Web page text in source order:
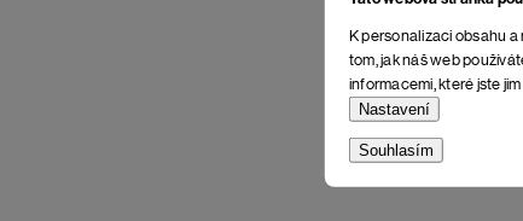
K personalizaci obsahu
tom, jak náš web
informacemi, které jste
Nastavení
Souhlasím